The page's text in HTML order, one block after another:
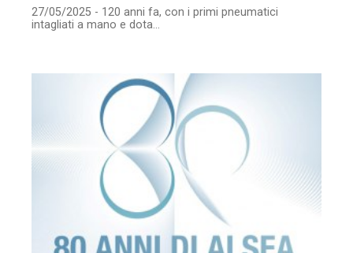
27/05/2025 - 120 anni fa, con i primi pneumatici
intagliati a mano e dota...